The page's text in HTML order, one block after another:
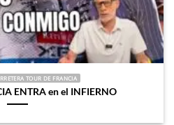
TOUR DE FRANCIA
ENTRA en el INFIERNO